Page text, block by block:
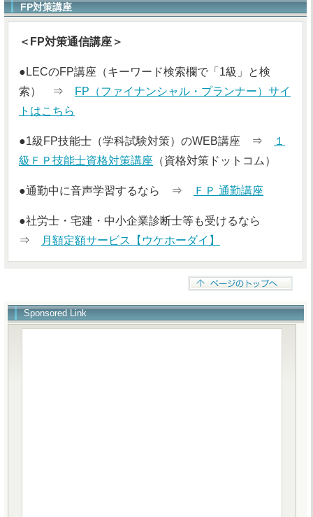
FP対策講座
＜FP対策通信講座＞
●LECのFP講座（キーワード検索欄で「1級」と検
索） ⇒
FP（ファイナンシャル・プランナー）サイ
トはこちら
●1級FP技能士（学科試験対策）のWEB講座 ⇒
１
級ＦＰ技能士資格対策講座 （資格対策ドットコム）
●通勤中に音声学習するなら ⇒ ＦＰ 通勤講座
●社労士・宅建・中小企業診断士等も受けるなら
⇒
月額定額サービス【ウケホーダイ】
Sponsored Link